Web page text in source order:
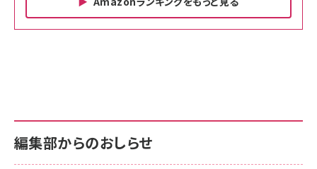
￥880
anan(アンアン)2026/06/24号 No.2500増刊
スペシャルエディション[王道エンタメの矜持／
サポート正規品 メーカー保証5年 KLMEA128G
NIMASO ガラスフィルム iPhone 17 用 保護フィ
サポート正規品 メーカー保証5年 KLMEA128G
Amazon eギフトカード - Amazonロゴ - クラ
編集部からのおしらせ